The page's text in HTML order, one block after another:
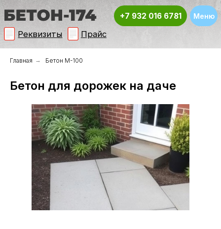
+7 932 016 6781
Реквизиты
Главная → Бетон М-100
Бетон для дорожек на даче